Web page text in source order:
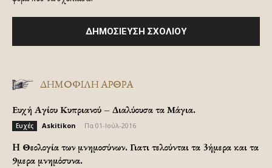
ΔΗΜΟΦΙΛΗ ΑΡΘΡΑ
Ευχή Αγίου Κυπριανού – Διαλύουσα τα Μάγια.
Ευχές Askitikon Πα 01-Ιούλ-2016
H Θεολογία των μνημοσύνων. Γιατι τελούνται τα 3ήμερα και τα
9μερα μνημόσυνα.